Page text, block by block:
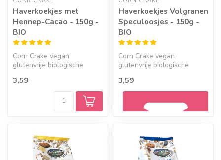
Haverkoekjes met
Hennep-Cacao - 150g -
BIO
Corn Crake vegan
glutenvrije biologische
cacao.
3,59
Haverkoekjes Volgranen
Speculoosjes - 150g -
BIO
Corn Crake vegan
glutenvrije biologische
3,59
Geef een seintje